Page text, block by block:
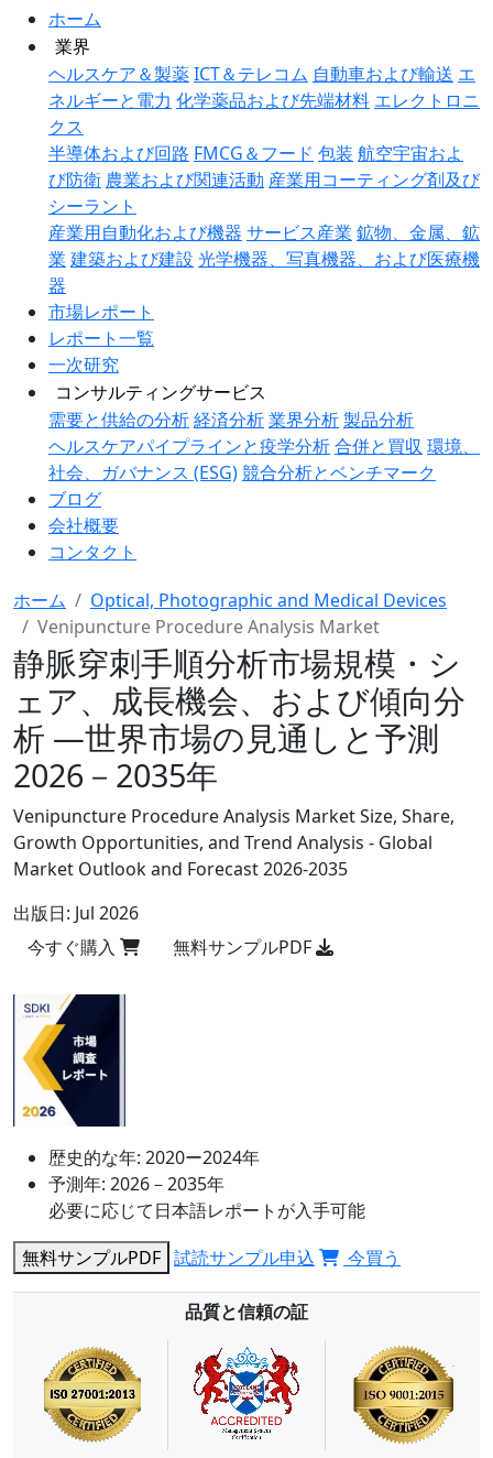
ホーム
業界
ヘルスケア＆製薬ICT＆テレコム 自動車および輸送 エ
ネルギーと電力 化学薬品および先端材料 エレクトロニ
クス
半導体および回路 FMCG＆フード 包装 航空宇宙およ
び防衛 農業および関連活動 産業用コーティング剤及び
シーラント
産業用自動化および機器 サービス産業 鉱物、金属、鉱
業 建築および建設 光学機器、写真機器、および医療機
器
市場レポート
レポート一覧
一次研究
コンサルティングサービス
需要と供給の分析経済分析業界分析製品分析
ヘルスケアパイプラインと疫学分析合併と買収 環境、
社会、ガバナンス (ESG)競合分析とベンチマーク
ブログ
会社概要
コンタクト
ホーム
Optical, Photographic and Medical Devices
Venipuncture Procedure Analysis Market
静脈穿刺手順分析市場規模・シ
ェア、成長機会、および傾向分
析 ―世界市場の見通しと予測
2026－2035年
Venipuncture Procedure Analysis Market Size, Share,
Growth Opportunities, and Trend Analysis - Global
Market Outlook and Forecast 2026-2035
出版日: Jul 2026
今すぐ購入
無料サンプルPDF
歴史的な年: 2020ー2024年
予測年: 2026－2035年
必要に応じて日本語レポートが入手可能
無料サンプルPDF 試読サンプル申込 今買う
品質と信頼の証